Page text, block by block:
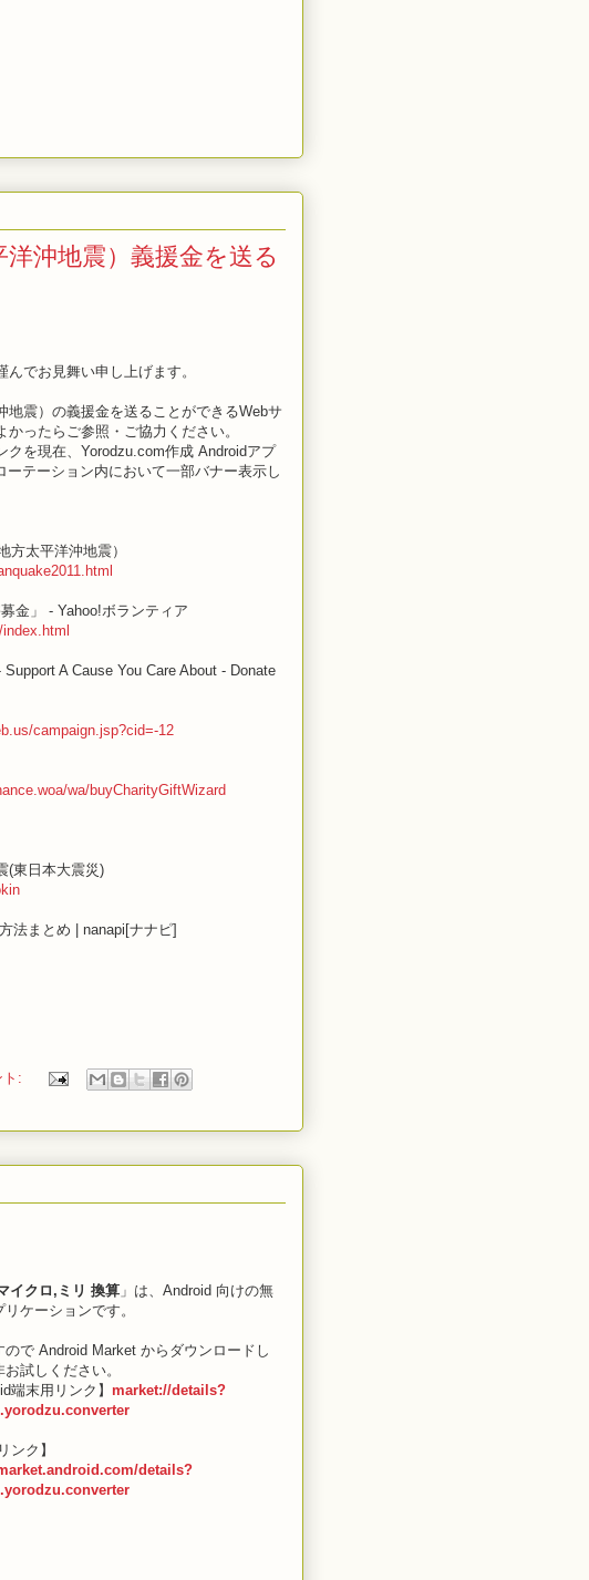
沖地震）義援金を送る
でお見舞い申し上げます。
震）の義援金を送ることができるWebサ
ったらご参照・ご協力ください。
を現在、Yorodzu.com作成 Androidアプ
ーテーション内において一部バナー表示し
方太平洋沖地震）
金」 - Yahoo!ボランティア
A Cause You Care About - Donate
campaign.jsp?cid=-12
wa/buyCharityGiftWizard
(東日本大震災)
法まとめ | nanapi[ナナピ]
ト:
イクロ,ミリ 換算 」は、Android 向けの無
ケーションです。
ので Android Market からダウンロードし
試しください。
端末用リンク】 market://details?
ンク】
details?